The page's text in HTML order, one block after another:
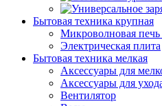
Бытовая техника крупная
Микроволновая
Электрическая плита
Бытовая техника мелкая
Аксессуары для
Аксессуары для
Вентилятор